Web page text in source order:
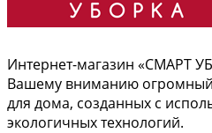
Интернет-магазин «СМАРТ
Вашему вниманию огромный
для дома, созданных с
экологичных технологий.